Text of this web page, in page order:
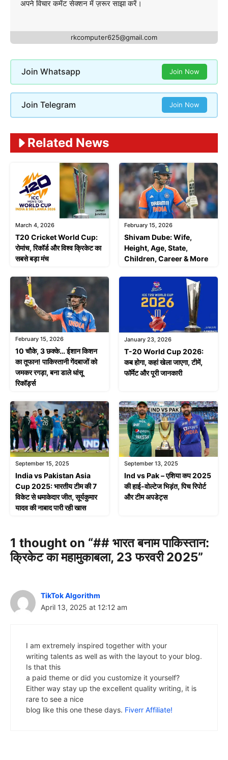
अपने विचार कमेंट सेक्शन में ज़रूर साझा करें।
rkcomputer625@gmail.com
Join Whatsapp Join Now
Join Telegram Join Now
Related News
March 4, 2026
T20 Cricket World Cup:
रोमांच, रिकॉर्ड और विश्व क्रिकेट का
सबसे बड़ा मंच
February 15, 2026
Shivam Dube: Wife,
Height, Age, State,
Children, Career & More
February 15, 2026
10 चौके, 3 छक्के… ईशान किशन
का तूफान! पाकिस्तानी गेंदबाजों को
जमकर रगड़ा, बना डाले धांसू
रिकॉर्ड्स
January 23, 2026
T-20 World Cup 2026:
कब होगा, कहां खेला जाएगा, टीमें,
फॉर्मेट और पूरी जानकारी
September 15, 2025
India vs Pakistan Asia
Cup 2025: भारतीय टीम की 7
विकेट से धमाकेदार जीत, सूर्यकुमार
यादव की नाबाद पारी रही खास
September 13, 2025
Ind vs Pak – एशिया कप 2025
की हाई-वोल्टेज भिड़ंत, पिच रिपोर्ट
और टीम अपडेट्स
1 thought on “## भारत बनाम पाकिस्तान:
क्रिकेट का महामुकाबला, 23 फरवरी 2025”
TikTok Algorithm
April 13, 2025 at 12:12 am
I am extremely inspired together with your
writing talents as well as with the layout to your blog.
Is that this
a paid theme or did you customize it yourself?
Either way stay up the excellent quality writing, it is
rare to see a nice
blog like this one these days. Fiverr Affiliate!